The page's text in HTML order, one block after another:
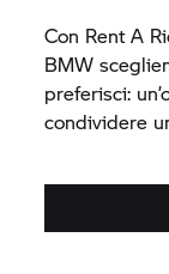
Con Rent A
BMW
preferisci:
condividere